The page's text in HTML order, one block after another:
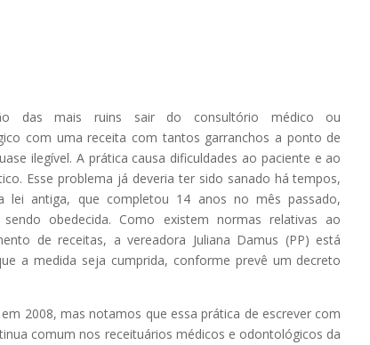
das mais ruins sair do consultório médico ou
com uma receita com tantos garranchos a ponto de
ilegível. A prática causa dificuldades ao paciente e ao
Esse problema já deveria ter sido sanado há tempos,
lei antiga, que completou 14 anos no mês passado,
sendo obedecida. Como existem normas relativas ao
de receitas, a vereadora Juliana Damus (PP) está
a medida seja cumprida, conforme prevê um decreto
2008, mas notamos que essa prática de escrever com
comum nos receituários médicos e odontológicos da